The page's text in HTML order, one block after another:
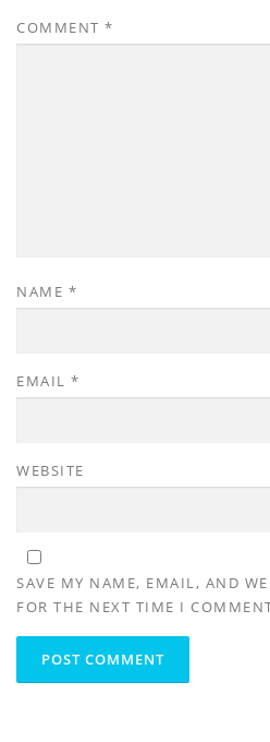
COMMENT *
NAME *
EMAIL *
WEBSITE
SAVE MY NAME, EMAIL, AND
FOR THE NEXT TIME I